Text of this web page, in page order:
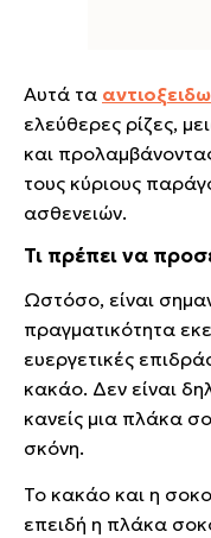
Αυτά τα
ελεύθερες ρίζες,
και
τους κύριους
ασθενειών.
Τι πρέπει να
Ωστόσο, είναι
πραγματικότητα
ευεργετικές
κακάο. Δεν είναι
κανείς μια πλάκα
σκόνη.
Το κακάο και η
επειδή η πλάκα